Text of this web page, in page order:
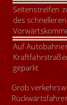
Seitenstreifen
des schnelleren
Auf
geparkt
Grob